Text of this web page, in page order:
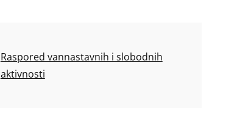
Raspored vannastavnih i slobodnih
aktivnosti